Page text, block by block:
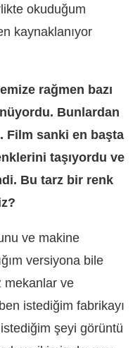
okuduğum
kaynaklanıyor
rağmen bazı
Bunlardan
Film sanki en başta
taşıyordu ve
Bu tarz bir renk
ve makine
versiyona bile
mekanlar ve
istediğim fabrikayı
şeyi görüntü